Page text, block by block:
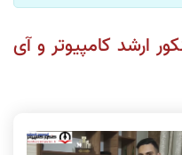
ارشد کامپیوتر و آی